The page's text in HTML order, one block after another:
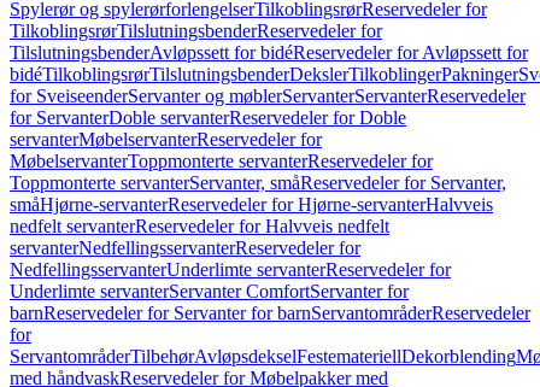
Spylerør og spylerørforlengelserTilkoblingsrørReservedeler for
TilkoblingsrørTilslutningsbenderReservedeler for
TilslutningsbenderAvløpssett for bidéReservedeler for Avløpssett for
bidéTilkoblingsrørTilslutningsbenderDekslerTilkoblingerPakninger
for SveiseenderServanter og møblerServanterServanterReservedeler
for ServanterDoble servanterReservedeler for Doble
servanterMøbelservanterReservedeler for
MøbelservanterToppmonterte servanterReservedeler for
Toppmonterte servanterServanter, småReservedeler for Servanter,
småHjørne-servanterReservedeler for Hjørne-servanterHalvveis
nedfelt servanterReservedeler for Halvveis nedfelt
servanterNedfellingsservanterReservedeler for
NedfellingsservanterUnderlimte servanterReservedeler for
Underlimte servanterServanter ComfortServanter for
barnReservedeler for Servanter for barnServantområderReservedeler
for
ServantområderTilbehørAvløpsdekselFestemateriellDekorblending
med håndvaskReservedeler for Møbelpakker med